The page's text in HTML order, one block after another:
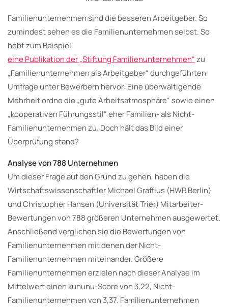
Familienunternehmen sind die besseren Arbeitgeber. So
zumindest sehen es die Familienunternehmen selbst. So
hebt zum Beispiel
eine Publikation der „Stiftung Familienunternehmen“zu
„Familienunternehmen als Arbeitgeber“ durchgeführten
Umfrage unter Bewerbern hervor: Eine überwältigende
Mehrheit ordne die „gute Arbeitsatmosphäre“ sowie einen
„kooperativen Führungsstil“ eher Familien- als Nicht-
Familienunternehmen zu. Doch hält das Bild einer
Überprüfung stand?
Analyse von 788 Unternehmen
Um dieser Frage auf den Grund zu gehen, haben die
Wirtschaftswissenschaftler Michael Graffius (HWR Berlin)
und Christopher Hansen (Universität Trier) Mitarbeiter-
Bewertungen von 788 größeren Unternehmen ausgewertet.
Anschließend verglichen sie die Bewertungen von
Familienunternehmen mit denen der Nicht-
Familienunternehmen miteinander. Größere
Familienunternehmen erzielen nach dieser Analyse im
Mittelwert einen kununu-Score von 3,22, Nicht-
Familienunternehmen von 3,37. Familienunternehmen